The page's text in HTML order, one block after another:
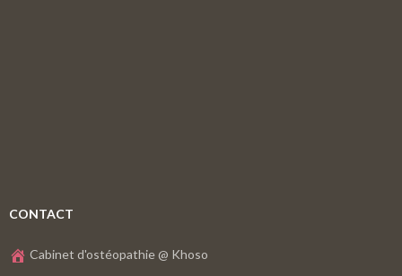
CONTACT
Cabinet d'ostéopathie @ Khoso